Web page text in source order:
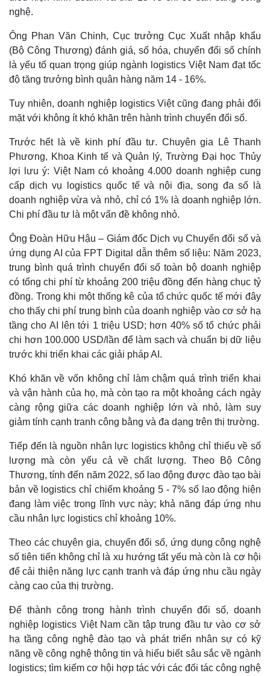
Lịch thi đấu bóng đá
eSports
Hậu trường
Doanh nghiệp
Doanh nghiệp 24h
Doanh nhân
Vì cộng đồng
Công nghệ
Tin Công nghệ
Trải nghiệm
Chuyển đổi số
nghệ.
Ông Phan Văn Chinh, Cục trưởng Cục Xuất nhập khẩu
(Bộ Công Thương) đánh giá, số hóa, chuyển đổi số chính
là yếu tố quan trọng giúp ngành logistics Việt Nam đạt tốc
độ tăng trưởng bình quân hàng năm 14 - 16%.
Tuy nhiên, doanh nghiệp logistics Việt cũng đang phải đối
mặt với không ít khó khăn trên hành trình chuyển đổi số.
Trước hết là về kinh phí đầu tư. Chuyên gia Lê Thanh
Phương, Khoa Kinh tế và Quản lý, Trường Đại học Thủy
lợi lưu ý: Việt Nam có khoảng 4.000 doanh nghiệp cung
cấp dịch vụ logistics quốc tế và nội địa, song đa số là
doanh nghiệp vừa và nhỏ, chỉ có 1% là doanh nghiệp lớn.
Chi phí đầu tư là một vấn đề không nhỏ.
Ông Đoàn Hữu Hậu – Giám đốc Dịch vụ Chuyển đổi số và
ứng dụng AI của FPT Digital dẫn thêm số liệu: Năm 2023,
trung bình quá trình chuyển đổi số toàn bộ doanh nghiệp
có tổng chi phí từ khoảng 200 triệu đồng đến hàng chục tỷ
đồng. Trong khi một thống kê của tổ chức quốc tế mới đây
cho thấy chi phí trung bình của doanh nghiệp vào cơ sở hạ
tầng cho AI lên tới 1 triệu USD; hơn 40% số tổ chức phải
chi hơn 100.000 USD/lần để làm sạch và chuẩn bị dữ liệu
trước khi triển khai các giải pháp AI.
Khó khăn về vốn không chỉ làm chậm quá trình triển khai
và vận hành của họ, mà còn tạo ra một khoảng cách ngày
càng rộng giữa các doanh nghiệp lớn và nhỏ, làm suy
giảm tính cạnh tranh công bằng và đa dạng trên thị trường.
Tiếp đến là nguồn nhân lực logistics không chỉ thiếu về số
lượng mà còn yếu cả về chất lượng. Theo Bộ Công
Thương, tính đến năm 2022, số lao động được đào tạo bài
bản về logistics chỉ chiếm khoảng 5 - 7% số lao động hiện
đang làm việc trong lĩnh vực này; khả năng đáp ứng nhu
cầu nhân lực logistics chỉ khoảng 10%.
Theo các chuyên gia, chuyển đổi số, ứng dụng công nghệ
số tiên tiến không chỉ là xu hướng tất yếu mà còn là cơ hội
để cải thiện năng lực cạnh tranh và đáp ứng nhu cầu ngày
càng cao của thị trường.
Để thành công trong hành trình chuyển đổi số, doanh
nghiệp logistics Việt Nam cần tập trung đầu tư vào cơ sở
hạ tầng công nghệ đào tạo và phát triển nhân sự có kỹ
năng về công nghệ thông tin và hiểu biết sâu sắc về ngành
logistics; tìm kiếm cơ hội hợp tác với các đối tác công nghệ